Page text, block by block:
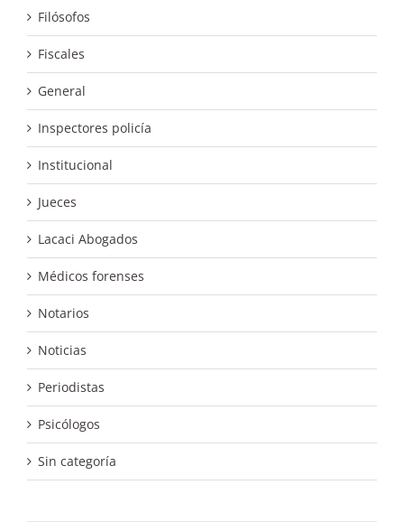
Filósofos
Fiscales
General
Inspectores policía
Institucional
Jueces
Lacaci Abogados
Médicos forenses
Notarios
Noticias
Periodistas
Psicólogos
Sin categoría